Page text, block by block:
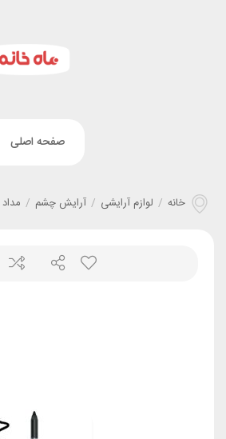
صفحه اصلی
خانه / لوازم آرایشی / آرایش چشم /